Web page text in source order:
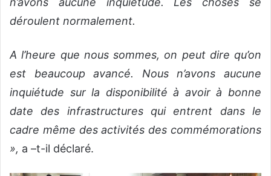
déroulent normalement.
A l’heure que nous sommes, on peut dire qu’on
est beaucoup avancé. Nous n’avons aucune
inquiétude sur la disponibilité à avoir à bonne
date des infrastructures qui entrent dans le
cadre même des activités des commémorations
», a –t-il déclaré.